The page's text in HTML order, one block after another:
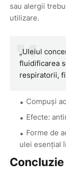
sau alergii
utilizare.
„Uleiul
fluidificarea
respiratorii,
Compuși
Efecte:
Forme de
ulei esențial
Concluzie